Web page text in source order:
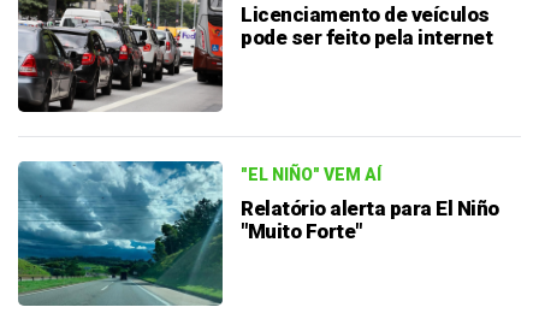
Licenciamento de veículos
pode ser feito pela internet
"EL NIÑO" VEM AÍ
Relatório alerta para El Niño
"Muito Forte"